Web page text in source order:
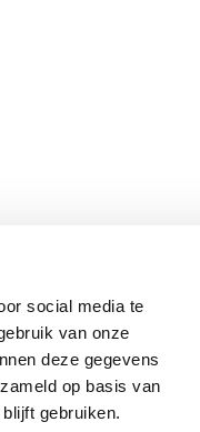
social media te
van onze
deze gegevens
op basis van
gebruiken.